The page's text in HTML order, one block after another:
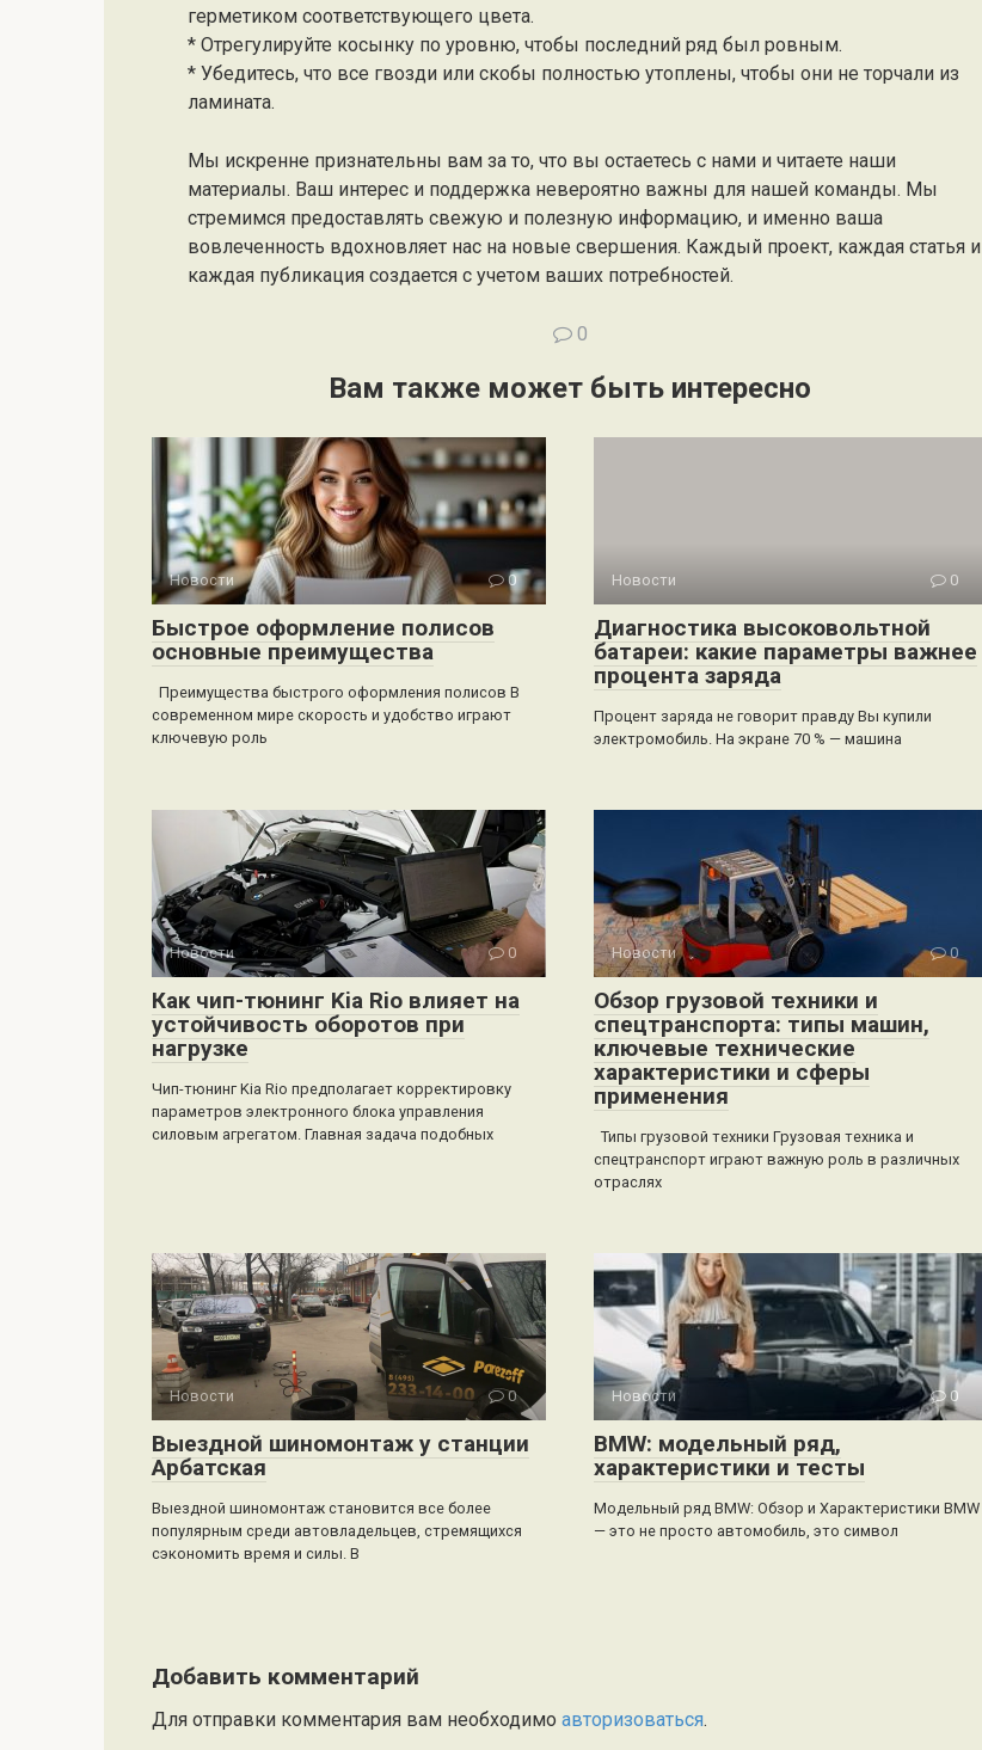
герметиком соответствующего цвета.
* Отрегулируйте косынку по уровню, чтобы последний ряд был ровным.
* Убедитесь, что все гвозди или скобы полностью утоплены, чтобы они не торчали из
ламината.
Мы искренне признательны вам за то, что вы остаетесь с нами и читаете наши
материалы. Ваш интерес и поддержка невероятно важны для нашей команды. Мы
стремимся предоставлять свежую и полезную информацию, и именно ваша
вовлеченность вдохновляет нас на новые свершения. Каждый проект, каждая статья и
каждая публикация создается с учетом ваших потребностей.
0
Вам также может быть интересно
Новости 0
Быстрое оформление полисов
основные преимущества
Преимущества быстрого оформления полисов В
современном мире скорость и удобство играют
ключевую роль
Новости 0
Диагностика высоковольтной
батареи: какие параметры важнее
процента заряда
Процент заряда не говорит правду Вы купили
электромобиль. На экране 70 % — машина
Новости 0
Как чип-тюнинг Kia Rio влияет на
устойчивость оборотов при
нагрузке
Чип-тюнинг Kia Rio предполагает корректировку
параметров электронного блока управления
силовым агрегатом. Главная задача подобных
Новости 0
Обзор грузовой техники и
спецтранспорта: типы машин,
ключевые технические
характеристики и сферы
применения
Типы грузовой техники Грузовая техника и
спецтранспорт играют важную роль в различных
отраслях
Новости 0
Выездной шиномонтаж у станции
Арбатская
Выездной шиномонтаж становится все более
популярным среди автовладельцев, стремящихся
сэкономить время и силы. В
Новости 0
BMW: модельный ряд,
характеристики и тесты
Модельный ряд BMW: Обзор и Характеристики BMW
— это не просто автомобиль, это символ
Добавить комментарий
Для отправки комментария вам необходимо авторизоваться.